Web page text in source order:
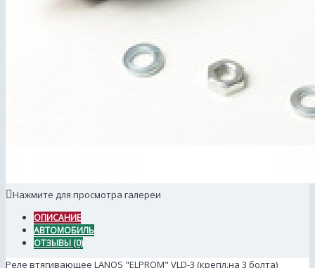
Нажмите для просмотра галереи
ОПИСАНИЕ
АВТОМОБИЛЬ
ОТЗЫВЫ (0)
Реле втягивающее LANOS "ELPROM" VLD-3 (крепл.на 3 болта)